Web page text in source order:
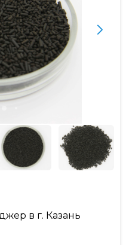
в г. Казань